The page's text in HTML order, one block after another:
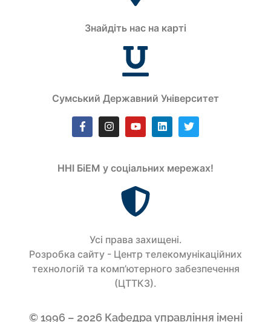
Знайдіть нас на карті
Сумський Державний Університет
ННІ БіЕМ у соціальних мережах!
Усi права захищенi.
Розробка сайту - Центр телекомунікаційних
технологій та комп’ютерного забезпечення
(ЦТТКЗ).
© 1996 – 2026 Кафедра управління імені